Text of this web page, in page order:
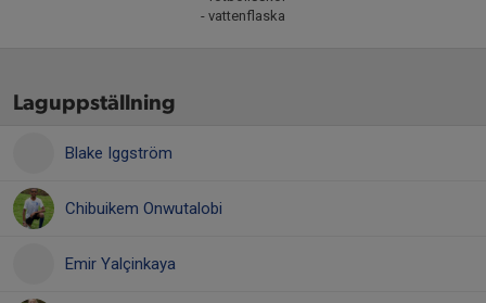
- vattenflaska
Laguppställning
Blake Iggström
Chibuikem Onwutalobi
Emir Yalçinkaya